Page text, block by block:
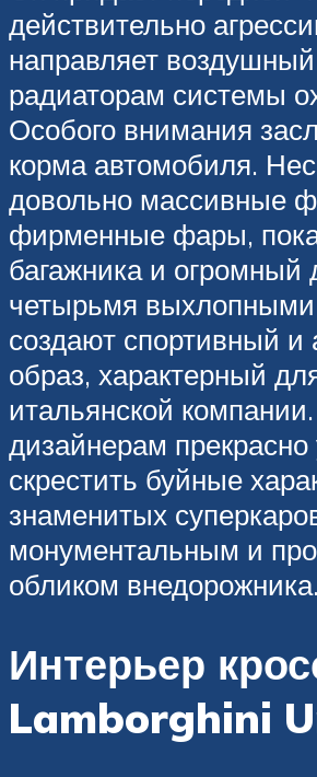
действительно
направляет воздушный
радиаторам системы
Особого внимания
корма автомобиля.
довольно массивные
фирменные фары,
багажника и
четырьмя
создают спортивный и
образ, характерный
итальянской
дизайнерам прекрасно
скрестить буйные
знаменитых
монументальным и
обликом внедорожника.
Интерьер
Lamborghini